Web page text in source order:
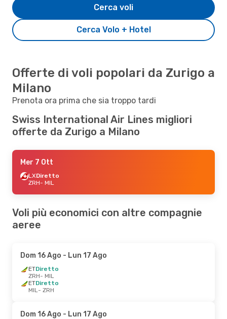
Cerca Volo + Hotel
Cerca voli
Offerte di voli popolari da Zurigo a
Milano
Prenota ora prima che sia troppo tardi
Swiss International Air Lines migliori
offerte da Zurigo a Milano
Mer 7 Ott
LXDiretto
ZRH- MIL
Voli più economici con altre compagnie
aeree
Dom 16 Ago - Lun 17 Ago
ETDiretto
ZRH- MIL
ETDiretto
MIL- ZRH
Dom 16 Ago - Lun 17 Ago